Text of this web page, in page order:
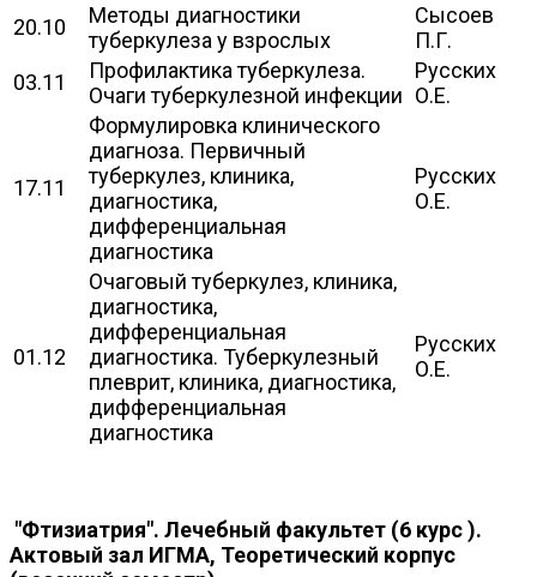
20.10
Методы диагностики
туберкулеза у взрослых
Сысоев
П.Г.
03.11
Профилактика туберкулеза.
Очаги туберкулезной инфекции
Русских
О.Е.
17.11
Формулировка клинического
диагноза. Первичный
туберкулез, клиника,
диагностика,
дифференциальная
диагностика
Русских
О.Е.
01.12
Очаговый туберкулез, клиника,
диагностика,
дифференциальная
диагностика. Туберкулезный
плеврит, клиника, диагностика,
дифференциальная
диагностика
Русских
О.Е.
"Фтизиатрия". Лечебный факультет (6 курс ).
Актовый зал ИГМА, Теоретический корпус